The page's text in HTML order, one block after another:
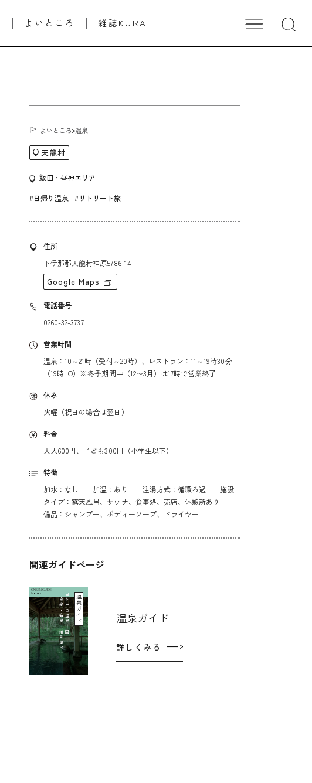
よいところ 雑誌KURA
よいところ 温泉
天龍村
飯田・昼神エリア
#日帰り温泉 #リトリート旅
住所
下伊那郡天龍村神原5786-14
Google Maps
電話番号
0260-32-3737
営業時間
温泉：10～21時（受付～20時）、レストラン：11～19時30分
（19時LO）※冬季期間中（12〜3月）は17時で営業終了
休み
火曜（祝日の場合は翌日）
料金
大人600円、子ども300円（小学生以下）
特徴
加水：なし 加温：あり 注湯方式：循環ろ過 施設
タイプ：露天風呂、サウナ、食事処、売店、休憩所あり
備品：シャンプー、ボディーソープ、ドライヤー
関連ガイドページ
ONSEN GUIDE
By 日
本
一
の
温
泉
王
国
良
泉
・
名
泉
・
絶
景
風
呂
へ温泉ガイド 温泉ガイド
詳しくみる